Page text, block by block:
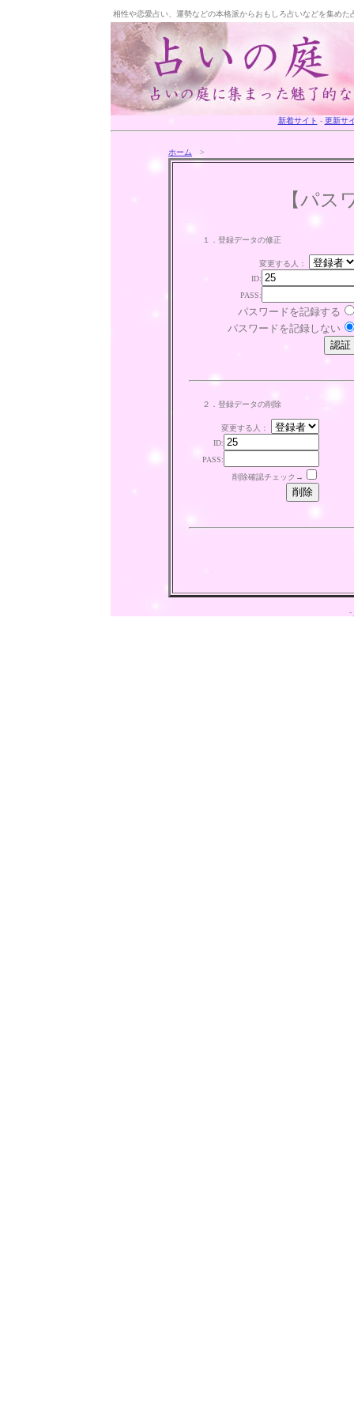
相性や恋愛占い、運勢などの本格派からおもしろ占いなどを集めた
新着サイト - 更新サ
ホーム >
【パス
１．登録データの修正
変更する人：
ID:
PASS:
パスワードを記録する
パスワードを記録しない
２．登録データの削除
変更する人：
ID:
PASS:
削除確認チェック→
-